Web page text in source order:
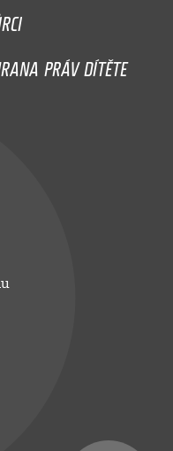
PRÁV DÍTĚTE